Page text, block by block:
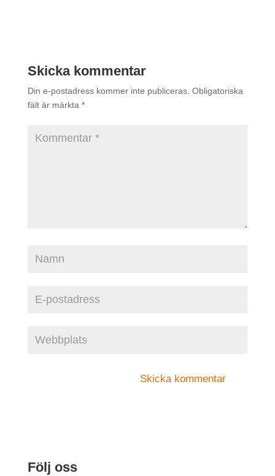
Skicka kommentar
Din e-postadress kommer inte publiceras. Obligatoriska
fält är märkta *
Följ oss